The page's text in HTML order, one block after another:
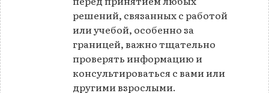
решений, связанных с работой
или учебой, особенно за
границей, важно тщательно
проверять информацию и
консультироваться с вами или
другими взрослыми.